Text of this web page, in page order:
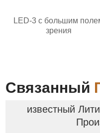
LED-3 с большим
зрения
Связанный
известный